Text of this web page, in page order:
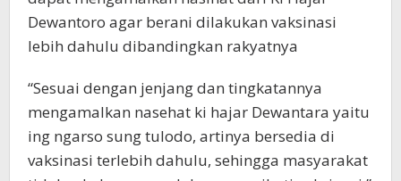
Dewantoro agar berani dilakukan vaksinasi
lebih dahulu dibandingkan rakyatnya
“Sesuai dengan jenjang dan tingkatannya
mengamalkan nasehat ki hajar Dewantara yaitu
ing ngarso sung tulodo, artinya bersedia di
vaksinasi terlebih dahulu, sehingga masyarakat